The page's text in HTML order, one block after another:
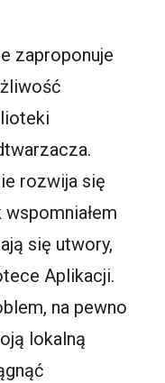
zaproponuje
rozwija się
wspomniałem
się utwory,
Aplikacji.
na pewno
lokalną